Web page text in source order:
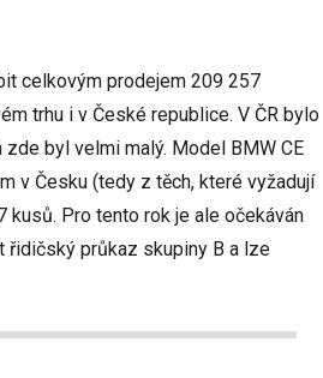
celkovým prodejem 209 257
trhu i v České republice. V ČR bylo
byl velmi malý. Model BMW CE
v Česku (tedy z těch, které vyžadují
kusů. Pro tento rok je ale očekáván
řidičský průkaz skupiny B a lze